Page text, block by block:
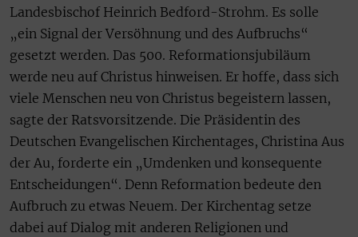
Landesbischof Heinrich Bedford-Strohm. Es solle
„ein Signal der Versöhnung und des Aufbruchs“
gesetzt werden. Das 500. Reformationsjubiläum
werde neu auf Christus hinweisen. Er hoffe, dass sich
viele Menschen neu von Christus begeistern lassen,
sagte der Ratsvorsitzende. Die Präsidentin des
Deutschen Evangelischen Kirchentages, Christina Aus
der Au, forderte ein „Umdenken und konsequente
Entscheidungen“. Denn Reformation bedeute den
Aufbruch zu etwas Neuem. Der Kirchentag setze
dabei auf Dialog mit anderen Religionen und